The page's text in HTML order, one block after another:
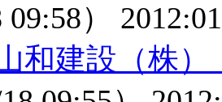
09:58）
和建設（株